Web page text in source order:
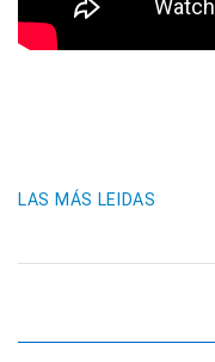
LAS MÁS LEIDAS